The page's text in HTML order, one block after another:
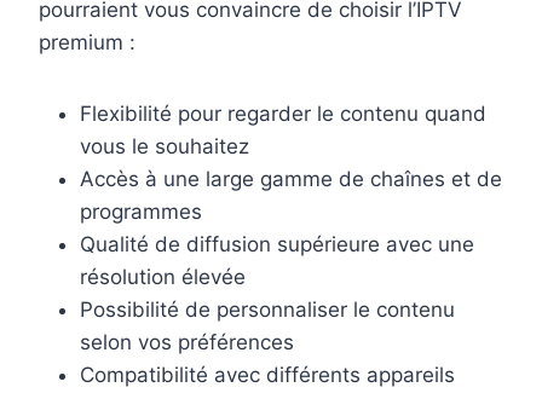
pourraient vous convaincre de choisir l’IPTV
premium :
Flexibilité pour regarder le contenu quand
vous le souhaitez
Accès à une large gamme de chaînes et de
programmes
Qualité de diffusion supérieure avec une
résolution élevée
Possibilité de personnaliser le contenu
selon vos préférences
Compatibilité avec différents appareils